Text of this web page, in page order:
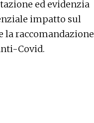
ed evidenzia
impatto sul
la raccomandazione
Covid.